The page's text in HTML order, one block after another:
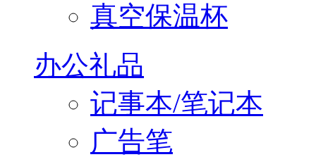
真空保温杯
办公礼品
记事本/笔记本
广告笔